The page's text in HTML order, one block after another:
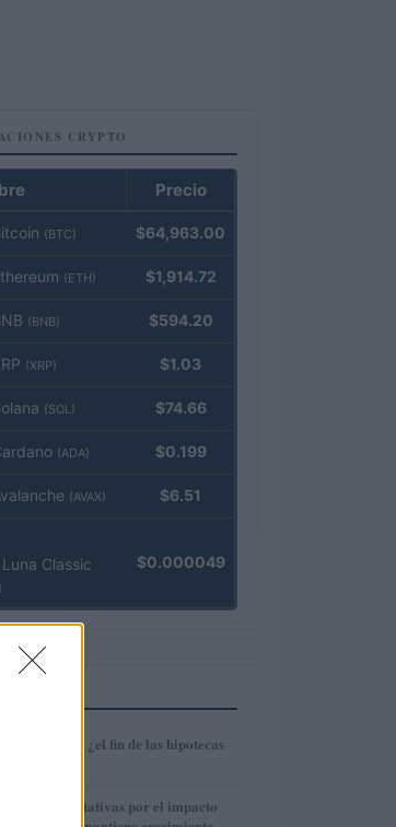
CRYPTO
Precio
(BTC) $64,963.00
(ETH) $1,914.72
(BNB) $594.20
(XRP) $1.03
(SOL) $74.66
(ADA) $0.199
(AVAX) $6.51
Classic $0.000049
en caída: ¿el fin de las hipotecas
reduce expectativas por el impacto